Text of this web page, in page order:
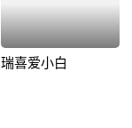
瑞喜爱小白